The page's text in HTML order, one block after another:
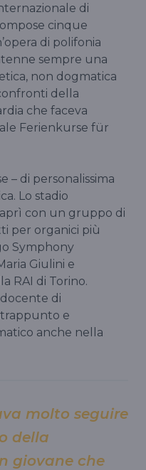
di
cinque
di polifonia
sempre una
non dogmatica
della
che faceva
Ferienkurse für
– di personalissima
Lo stadio
aprì con un gruppo di
per organici più
Symphony
Giulini e
RAI di Torino.
di
e
anche nella
molto seguire
della
giovane che